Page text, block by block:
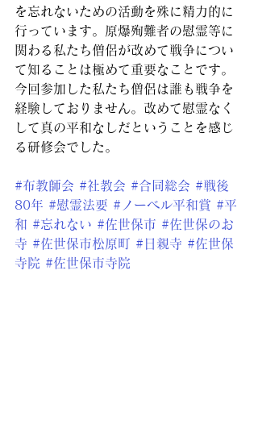
を忘れないための活動を殊に精力的に
行っています。原爆殉難者の慰霊等に
関わる私たち僧侶が改めて戦争につい
て知ることは極めて重要なことです。
今回参加した私たち僧侶は誰も戦争を
経験しておりません。改めて慰霊なく
して真の平和なしだということを感じ
る研修会でした。
#布教師会 #社教会 #合同総会 #戦後
80年 #慰霊法要 #ノーベル平和賞 #平
和 #忘れない #佐世保市 #佐世保のお
寺 #佐世保市松原町 #日親寺 #佐世保
寺院 #佐世保市寺院